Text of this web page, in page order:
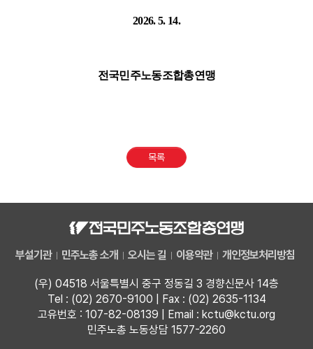
2026. 5. 14.
전국민주노동조합총연맹
목록
부설기관 민주노총 소개 오시는 길 이용약관 개인정보처리방침
(우) 04518 서울특별시 중구 정동길 3 경향신문사 14층
Tel : (02) 2670-9100 | Fax : (02) 2635-1134
고유번호 : 107-82-08139 | Email : kctu@kctu.org
민주노총 노동상담 1577-2260